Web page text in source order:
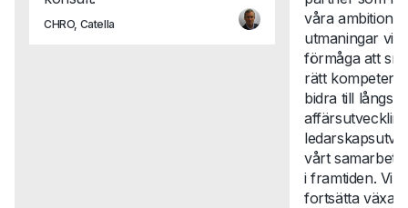
CHRO, Catella
våra
utmaningar vi
förmåga att
rätt
bidra till
vårt samarbete
i framtiden. Vi
fortsätta växa